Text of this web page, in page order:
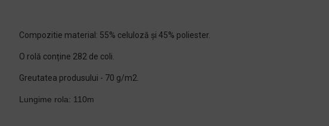
Compozitie material: 55% celuloză și 45% poliester.
O rolă conține 282 de coli.
Greutatea produsului - 70 g/m2.
Lungime rola: 110m